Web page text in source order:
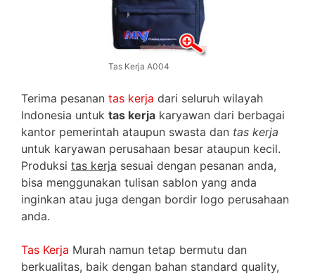
Tas Kerja A004
Terima pesanan tas kerja dari seluruh wilayah
Indonesia untuk tas kerja karyawan dari berbagai
kantor pemerintah ataupun swasta dan tas kerja
untuk karyawan perusahaan besar ataupun kecil.
Produksi tas kerja sesuai dengan pesanan anda,
bisa menggunakan tulisan sablon yang anda
inginkan atau juga dengan bordir logo perusahaan
anda.
Tas Kerja Murah namun tetap bermutu dan
berkualitas, baik dengan bahan standard quality,